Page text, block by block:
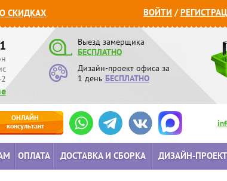
СКИДКАХ ВОЙТИ /
Выезд замерщика
БЕСПЛАТНО
Дизайн-проект офиса за
1 день БЕСПЛАТНО
ОНЛАЙН
консультант
ОПЛАТА ДОСТАВКА И СБОРКА ДИЗАЙН-ПРОЕКТ